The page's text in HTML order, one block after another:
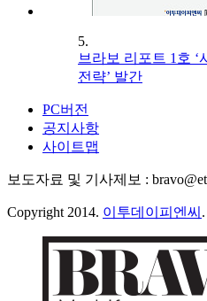
5.
브라보 리포트 1호 ‘
전략’ 발간
PC버전
공지사항
사이트맵
보도자료 및 기사제보 :
Copyright 2014. 이투데이피엔씨